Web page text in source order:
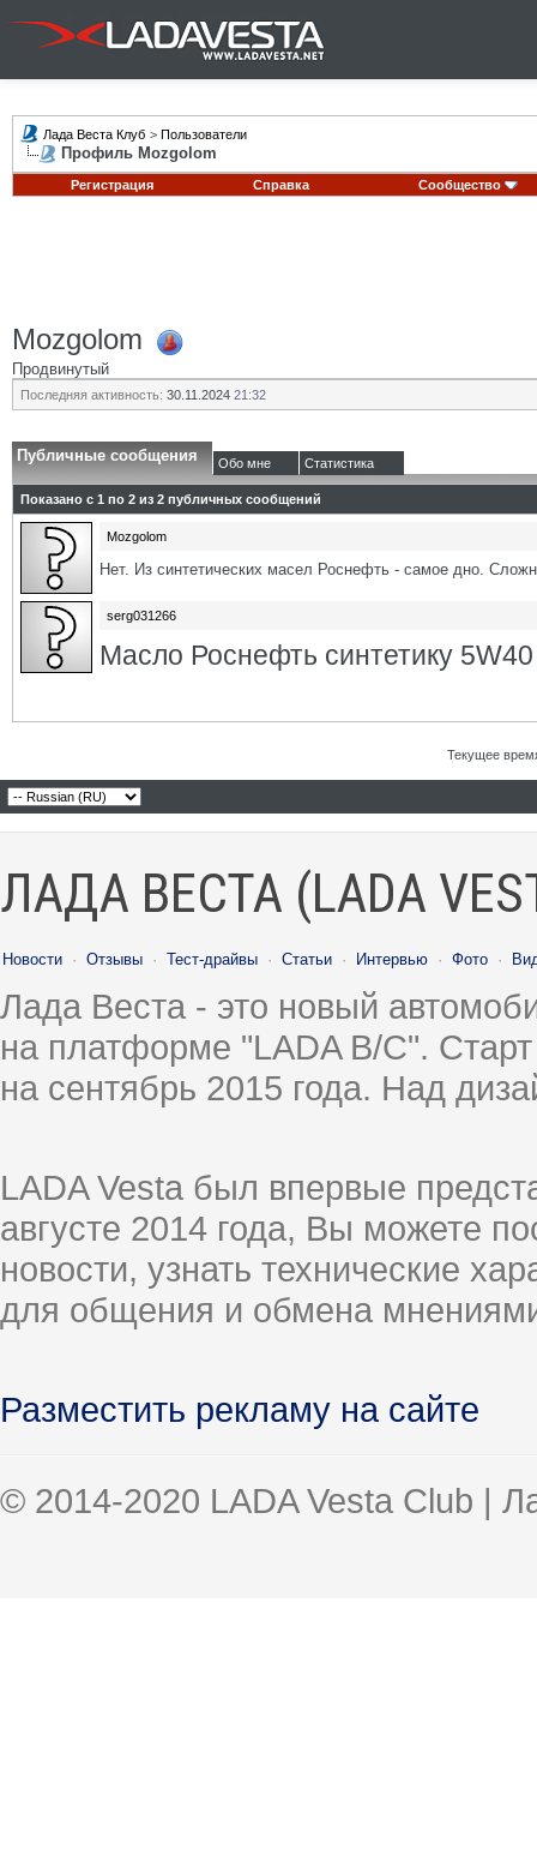
Лада Веста Клуб > Пользователи
Профиль Mozgolom
Регистрация Справка Сообщество
Mozgolom
Продвинутый
Последняя активность: 30.11.2024 21:32
Публичные сообщения Обо мне Статистика
Показано с 1 по 2 из 2 публичных сообщений
Mozgolom
Нет. Из синтетических масел Роснефть - самое дно.
serg031266
Масло Роснефть синтетику
Текущее
ЛАДА ВЕСТА (LADA
Новости · Отзывы · Тест-драйвы · Статьи · Интервью · Фото ·
Лада Веста - это новый
на платформе "LADA B/C".
на сентябрь 2015 года. Над
LADA Vesta был впервые
августе 2014 года, Вы можете
новости, узнать технические
для общения и обмена
Разместить рекламу на сайте
© 2014-2020 LADA Vesta Club |